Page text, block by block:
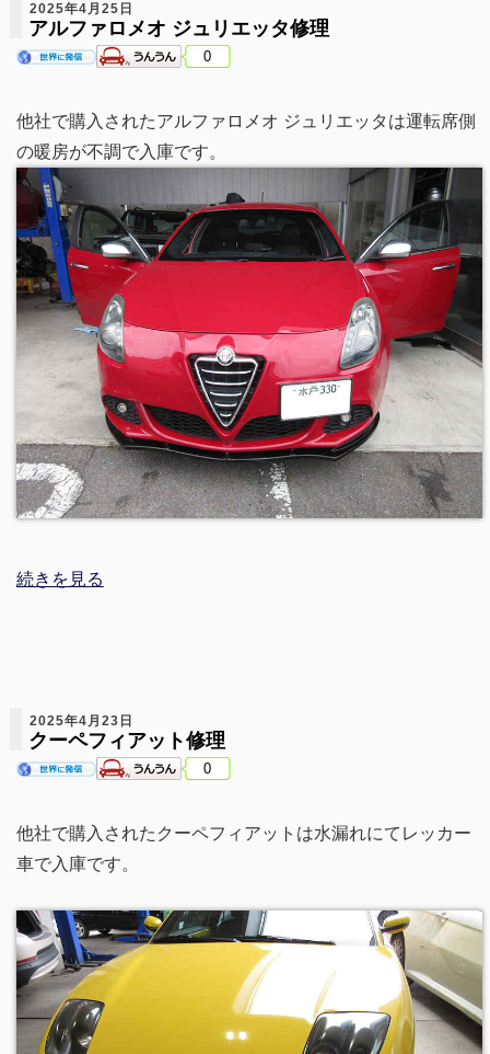
2025年4月25日
アルファロメオ ジュリエッタ修理
0
他社で購入されたアルファロメオ ジュリエッタは運転席側
の暖房が不調で入庫です。
続きを見る
2025年4月23日
クーペフィアット修理
0
他社で購入されたクーペフィアットは水漏れにてレッカー
車で入庫です。